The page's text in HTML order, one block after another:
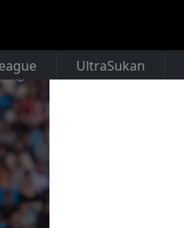
UltraSukan